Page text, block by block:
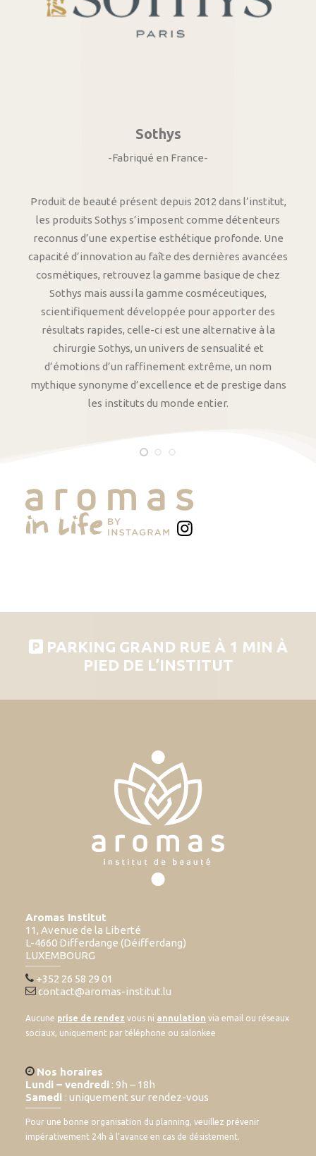
Sothys
-Fabriqué en France-
Produit de beauté présent depuis 2012 dans l’institut,
les produits Sothys s’imposent comme détenteurs
reconnus d’une expertise esthétique profonde. Une
capacité d’innovation au faîte des dernières avancées
cosmétiques, retrouvez la gamme basique de chez
Sothys mais aussi la gamme cosméceutiques,
scientifiquement développée pour apporter des
résultats rapides, celle-ci est une alternative à la
chirurgie Sothys, un univers de sensualité et
d’émotions d’un raffinement extrême, un nom
mythique synonyme d’excellence et de prestige dans
les instituts du monde entier.
PARKING GRAND RUE À 1 MIN À
PIED DE L’INSTITUT
Aromas Institut
11, Avenue de la Liberté
L-4660 Differdange (Déifferdang)
LUXEMBOURG
+352 26 58 29 01
contact@aromas-institut.lu
Aucune prise de rendez vous ni annulation via email ou réseaux
sociaux, uniquement par téléphone ou salonkee
Nos horaires
Lundi – vendredi : 9h – 18h
Samedi : uniquement sur rendez-vous
Pour une bonne organisation du planning, veuillez prévenir
impérativement 24h à l’avance en cas de désistement.